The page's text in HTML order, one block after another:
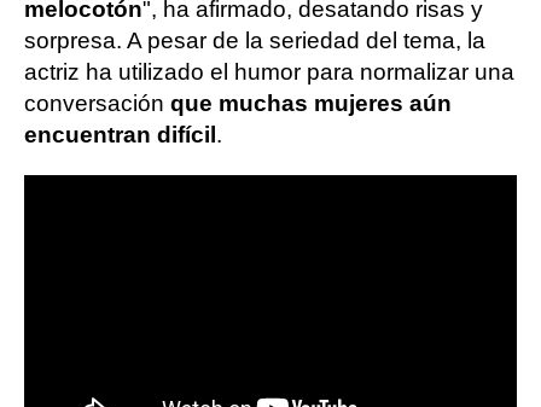
melocotón", ha afirmado, desatando risas y
sorpresa. A pesar de la seriedad del tema, la
actriz ha utilizado el humor para normalizar una
conversación que muchas mujeres aún
encuentran difícil .